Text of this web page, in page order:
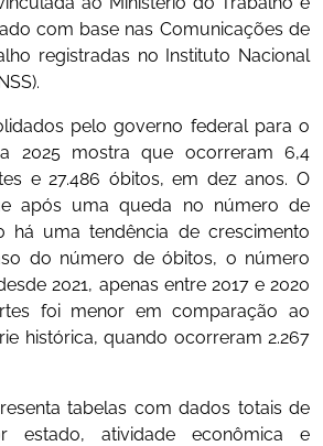
com base nas Comunicações de
registradas no Instituto Nacional
pelo governo federal para o
2025 mostra que ocorreram 6,4
e 27.486 óbitos, em dez anos. O
após uma queda no número de
há uma tendência de crescimento
do número de óbitos, o número
2021, apenas entre 2017 e 2020
foi menor em comparação ao
histórica, quando ocorreram 2.267
tabelas com dados totais de
estado, atividade econômica e